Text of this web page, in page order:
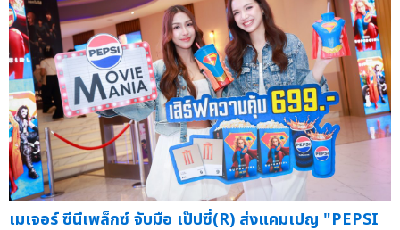
เมเจอร์ ซีนีเพล็กซ์ จับมือ เป๊ปซี่(R) ส่งแคมเปญ "PEPSI